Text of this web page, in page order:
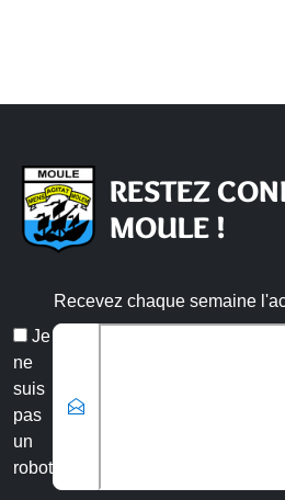
RESTEZ
MOULE !
Recevez chaque semaine
Je
ne
suis
pas
un
robot
Veuillez laisser ce champ vide :
Email